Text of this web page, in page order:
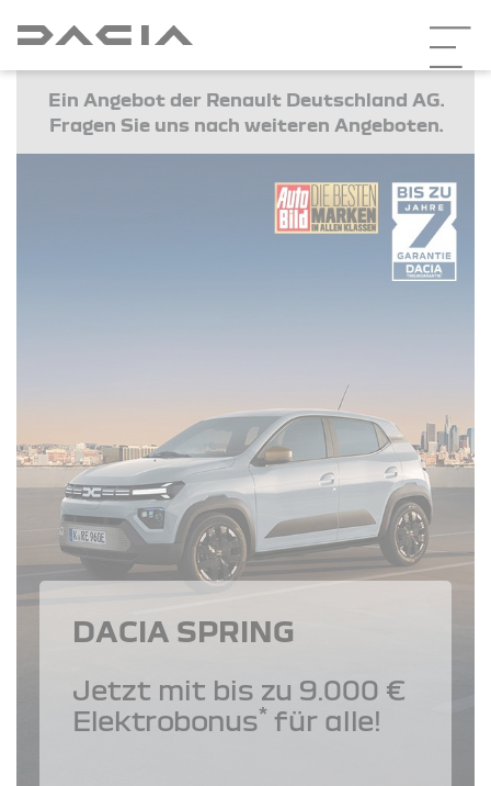
Ein Angebot der Renault Deutschland AG.
Fragen Sie uns nach weiteren Angeboten.
DACIA SPRING
Jetzt mit bis zu 9.000 €
Elektrobonus*für alle!